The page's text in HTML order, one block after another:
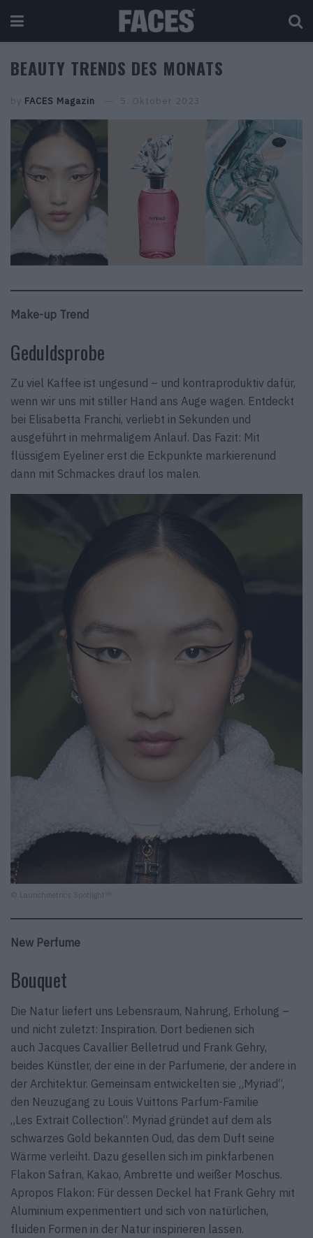
BEAUTY TRENDS DES MONATS
by FACES Magazin 5. Oktober 2023
Make-up Trend
Geduldsprobe
Zu viel Kaffee ist ungesund – und kontra­produktiv dafür,
wenn wir uns mit stiller Hand ans Auge wagen. Entdeckt
bei Elisabetta Franchi, verliebt in Sekunden und
ausgeführt in mehr­maligem Anlauf. Das Fazit: Mit
flüssigem Eyeliner erst die Eckpunkte markierenund
dann mit Schmackes drauf los malen.
© Launchmetrics Spotlight
New Perfume
Bouquet
Die Natur liefert uns Lebensraum, Nahrung, Erholung –
und nicht zuletzt: Inspiration. Dort bedienen sich
auch Jacques Cavallier Belletrud und Frank Gehry,
beides Künstler, der eine in der Parfumerie, der andere in
der Architektur. Gemein­sam entwickelten sie „Myriad“,
den Neuzu­gang zu Louis Vuittons Parfum-Familie
„Les Extrait Collection“. Myriad gründet auf dem als
schwarzes Gold bekannten Oud, das dem Duft seine
Wärme verleiht. Dazu gesellen sich im pink­farbenen
Flakon Safran, Kakao, Ambrette und weißer Moschus.
Apropos Flakon: Für dessen Deckel hat Frank Gehry mit
Aluminium experimentiert und sich von natürlichen,
fluiden Formen in der Natur inspirieren lassen.